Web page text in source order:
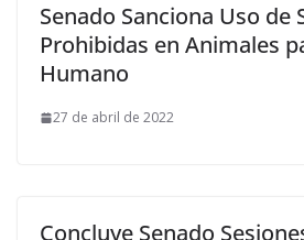
Senado Sanciona Uso de
Prohibidas en Animales
Humano
27 de abril de 2022
Concluye Senado